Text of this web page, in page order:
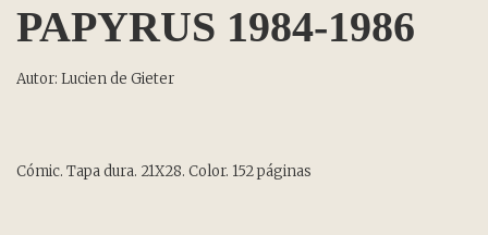
PAPYRUS 1984-1986
Autor: Lucien de Gieter
Cómic. Tapa dura. 21X28. Color. 152 páginas